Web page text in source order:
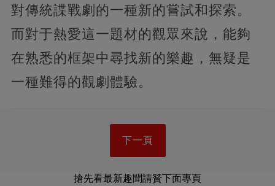
對傳統諜戰劇的一種新的嘗試和探索。
而對于熱愛這一題材的觀眾來說，能夠
在熟悉的框架中尋找新的樂趣，無疑是
一種難得的觀劇體驗。
下一頁
搶先看最新趣聞請贊下面專頁